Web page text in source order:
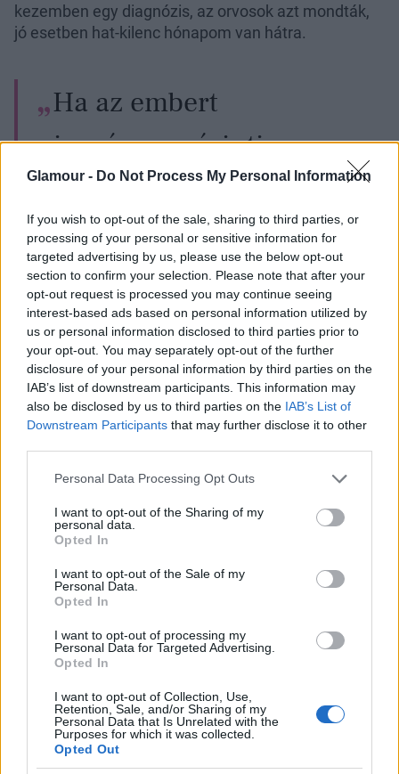
Glamour - Do Not Process My Personal Information
If you wish to opt-out of the sale, sharing to third parties, or
processing of your personal or sensitive information for
targeted advertising by us, please use the below opt-out
section to confirm your selection. Please note that after your
opt-out request is processed you may continue seeing
interest-based ads based on personal information utilized by
us or personal information disclosed to third parties prior to
your opt-out. You may separately opt-out of the further
disclosure of your personal information by third parties on the
IAB’s list of downstream participants. This information may
also be disclosed by us to third parties on the IAB’s List of
Downstream Participants that may further disclose it to other
Please note that this website/app uses one or more Google
not limited to your visit or usage behaviour. You may click to
grant or deny consent to Google and its third-party tags to
use your data for below specified purposes in below Google
consent section.
Personal Data Processing Opt Outs
I want to opt-out of the Sharing of my
personal data.
Opted In
I want to opt-out of the Sale of my
Personal Data.
Opted In
I want to opt-out of processing my
Personal Data for Targeted Advertising.
Opted In
I want to opt-out of Collection, Use,
Retention, Sale, and/or Sharing of my
Personal Data that Is Unrelated with the
Purposes for which it was collected.
Opted Out
kezemben egy diagnózis, az orvosok azt mondták,
jó esetben hat-kilenc hónapom van hátra.
Ha az embert
igazán megérinti
az elmúlás,
teljesen más
szemmel tekint
az életére.
Akkor már nem az a kérdés, hogy hány címlapon
szerepeltél, hány rendezvényre hívtak meg vagy
hány ember ismeri a nevedet, hanem az, hogy volt-e
értelme annak, ahogyan éltél.